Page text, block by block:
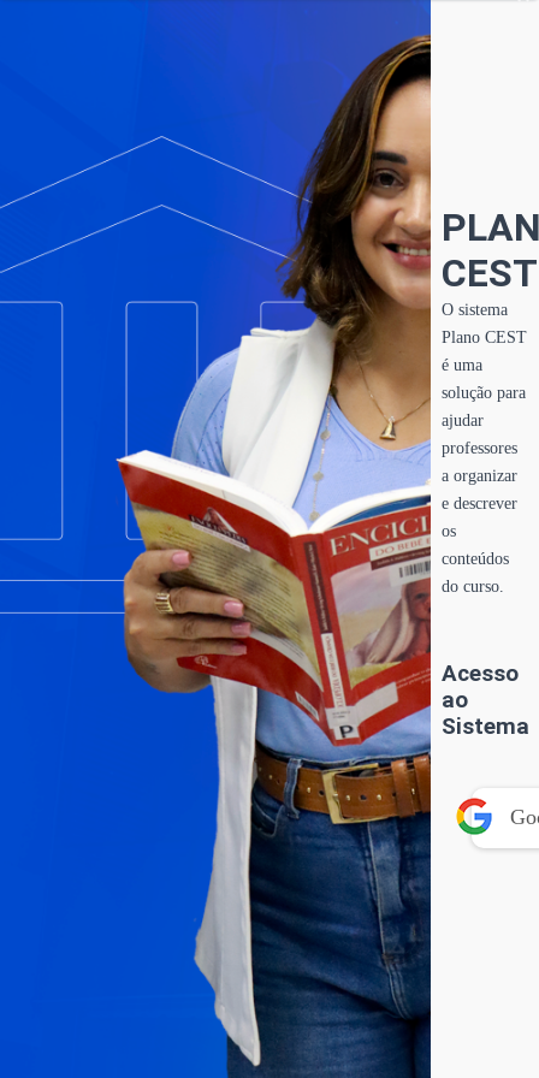
CEST
O sistema
Plano CEST
é uma
solução para
ajudar
professores
a organizar
e descrever
os
conteúdos
do curso.
Acesso
ao
Sistema